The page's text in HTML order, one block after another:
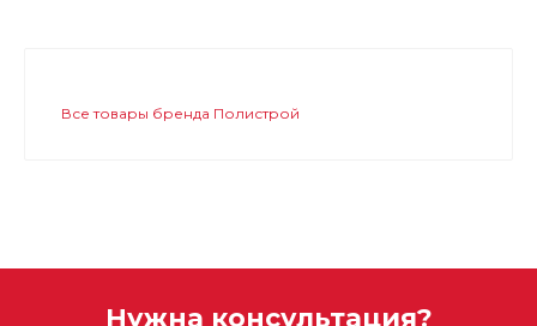
Все товары бренда Полистрой
Нужна консультация?